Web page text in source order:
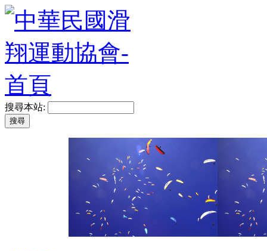
搜尋本站: